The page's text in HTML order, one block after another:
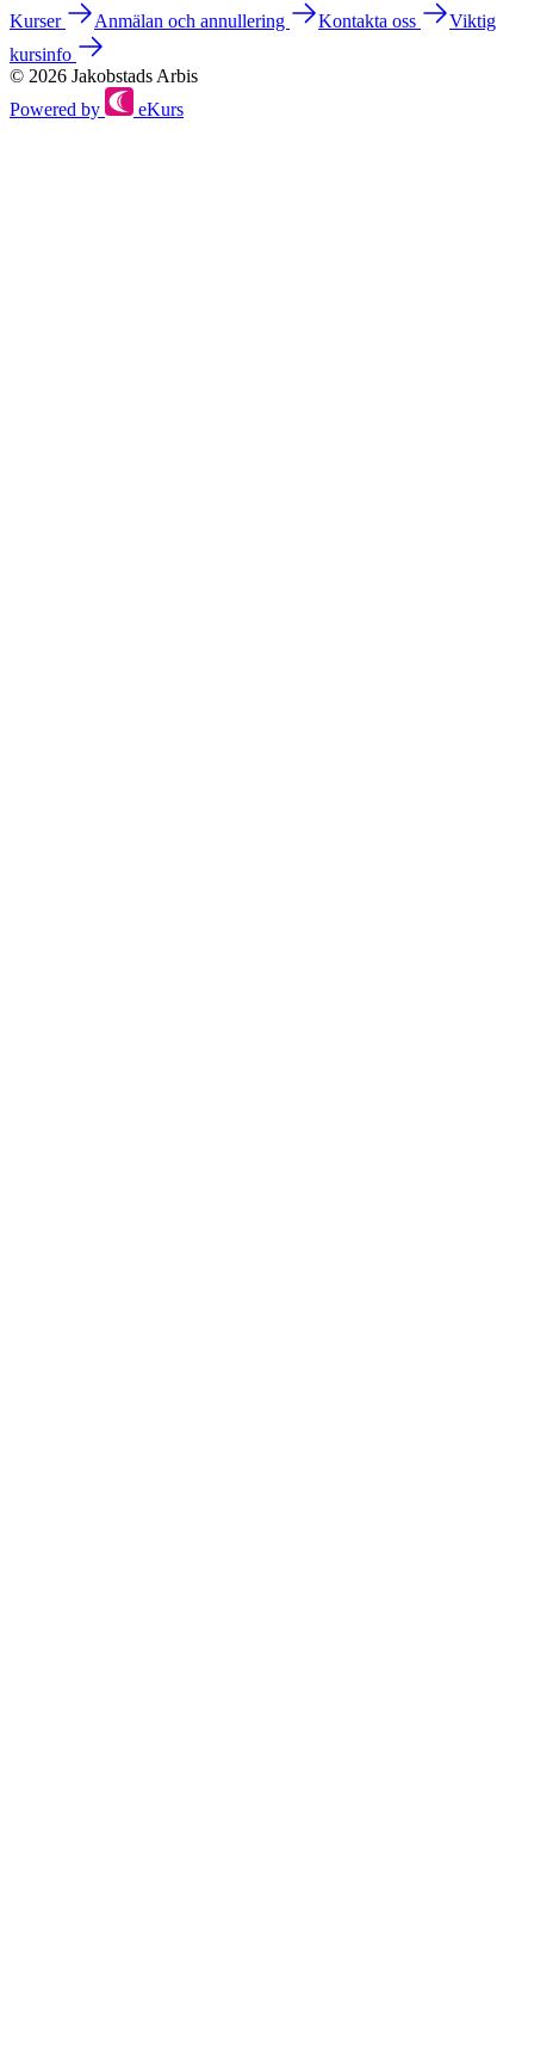
Kurser Anmälan och annullering Kontakta oss
Viktig
kursinfo
© 2026 Jakobstads Arbis
Powered by
eKurs